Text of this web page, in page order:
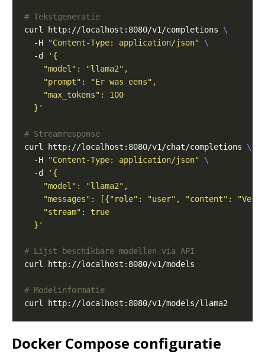
# Tekstgeneratie
curl http://localhost:8080/v1/completions
  -H
"Content-Type: application/json"
  -d
  }'
# Streamresponse
curl http://localhost:8080/v1/chat/completions
  -H
"Content-Type: application/json"
  -d
  }'
# Lijst beschikbare modellen via API
# Modelinformatie
Docker Compose configuratie